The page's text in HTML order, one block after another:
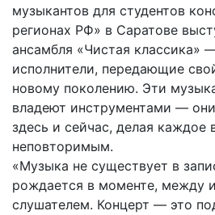
музыкантов для студентов
регионах РФ» в Саратове
ансамбля «Чистая классика»
исполнители, передающие
новому поколению. Эти
владеют инструментами —
здесь и сейчас, делая каждое
неповторимым.
«Музыка не существует в
рождается в моменте, между
слушателем. Концерт — это